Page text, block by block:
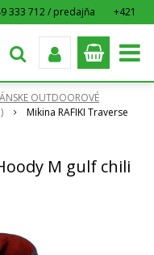
333 712 / predajňa
+421
OUTDOOROVÉ
Mikina RAFIKI Traverse
M gulf chili